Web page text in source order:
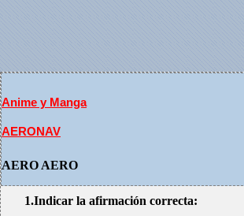
Anime y Manga
AERONAV
AERO AERO
1.Indicar la afirmación correcta: